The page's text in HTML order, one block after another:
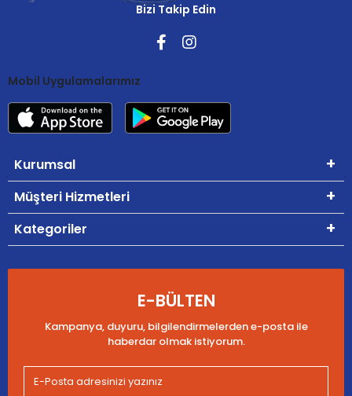
Bizi Takip Edin
Mobil Uygulamalarımız
Kurumsal
Müşteri Hizmetleri
Kategoriler
E-BÜLTEN
Kampanya, duyuru, bilgilendirmelerden e-posta ile
haberdar olmak istiyorum.